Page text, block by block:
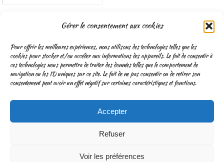
Gérer le consentement aux cookies
Pour offrir les meilleures expériences, nous utilisons des technologies telles que les
cookies pour stocker et/ou accéder aux informations des appareils. Le fait de consentir à
ces technologies nous permettra de traiter des données telles que le comportement de
navigation ou les ID uniques sur ce site. Le fait de ne pas consentir ou de retirer son
consentement peut avoir un effet négatif sur certaines caractéristiques et fonctions.
Accepter
Refuser
Voir les préférences
Nous gardons vos données privées et ne les partageons qu’avec les
tierces parties qui rendent ce service possible.Lisez notre politique de
confidentialité
CGV
Mentions légales & Traitement des données personnelles